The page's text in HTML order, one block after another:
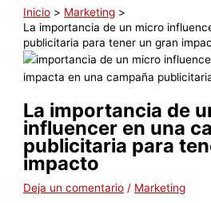
Inicio
Marketing
La importancia de un micro
publicitaria para tener un gran
La importancia de
influencer en una
publicitaria para
impacto
Deja un comentario / Marketing